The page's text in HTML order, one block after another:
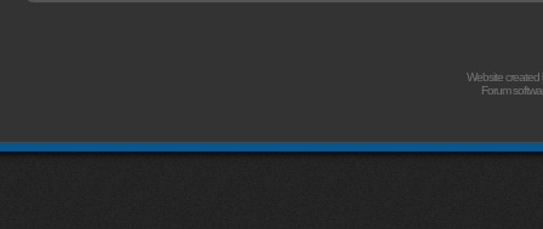
Website created
Forum